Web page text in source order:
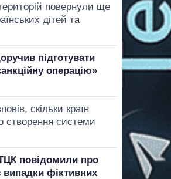
повернули ще
дітей та
підготувати
операцію»
скільки країн
створення системи
повідомили про
випадки фіктивних